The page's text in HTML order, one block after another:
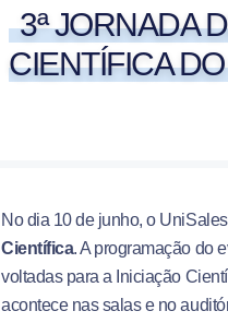
3ª JORNADA
CIENTÍFICA
No dia 10 de junho, o
Científica. A programação do
voltadas para a Iniciação
acontece nas salas e no